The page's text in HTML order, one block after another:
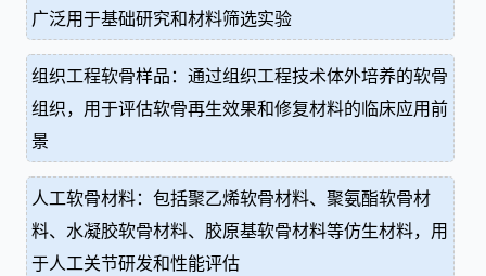
广泛用于基础研究和材料筛选实验
组织工程软骨样品：通过组织工程技术体外培养的软骨
组织，用于评估软骨再生效果和修复材料的临床应用前
景
人工软骨材料：包括聚乙烯软骨材料、聚氨酯软骨材
料、水凝胶软骨材料、胶原基软骨材料等仿生材料，用
于人工关节研发和性能评估